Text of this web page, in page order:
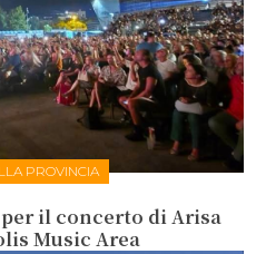
PROVINCIA
il concerto di Arisa
Music Area